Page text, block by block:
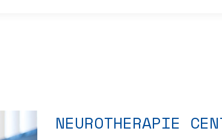
NEUROTHERAPIE